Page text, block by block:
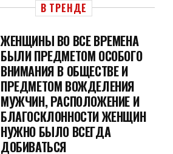
В ТРЕНДЕ
ЖЕНЩИНЫ ВО ВСЕ ВРЕМЕНА
БЫЛИ ПРЕДМЕТОМ ОСОБОГО
ВНИМАНИЯ В ОБЩЕСТВЕ И
ПРЕДМЕТОМ ВОЖДЕЛЕНИЯ
МУЖЧИН, РАСПОЛОЖЕНИЕ И
БЛАГОСКЛОННОСТИ ЖЕНЩИН
НУЖНО БЫЛО ВСЕГДА
ДОБИВАТЬСЯ